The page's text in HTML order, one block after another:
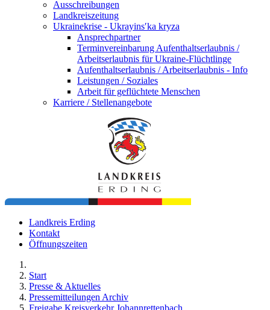
Ausschreibungen
Landkreiszeitung
Ukrainekrise - Ukrayinsʹka kryza
Ansprechpartner
Terminvereinbarung Aufenthaltserlaubnis /
Arbeitserlaubnis für Ukraine-Flüchtlinge
Aufenthaltserlaubnis / Arbeitserlaubnis - Info
Leistungen / Soziales
Arbeit für geflüchtete Menschen
Karriere / Stellenangebote
Landkreis Erding
Kontakt
Öffnungszeiten
Start
Presse & Aktuelles
Pressemitteilungen Archiv
Freigabe Kreisverkehr Johannrettenbach